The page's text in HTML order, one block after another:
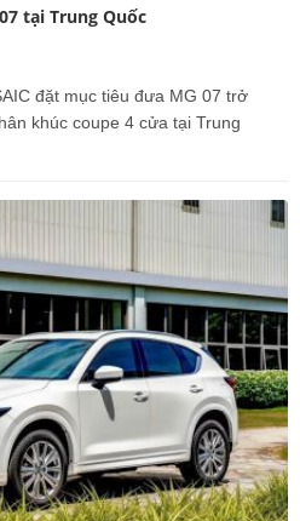
tại Trung Quốc
đặt mục tiêu đưa MG 07 trở
khúc coupe 4 cửa tại Trung